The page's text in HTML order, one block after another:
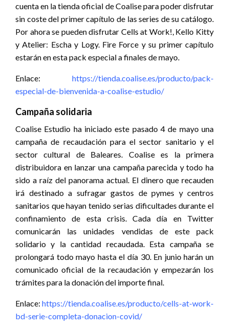
cuenta en la tienda oficial de Coalise para poder disfrutar
sin coste del primer capítulo de las series de su catálogo.
Por ahora se pueden disfrutar Cells at Work!, Kello Kitty
y Atelier: Escha y Logy. Fire Force y su primer capítulo
estarán en esta pack especial a finales de mayo.
Enlace: https://tienda.coalise.es/producto/pack-
especial-de-bienvenida-a-coalise-estudio/
Campaña solidaria
Coalise Estudio ha iniciado este pasado 4 de mayo una
campaña de recaudación para el sector sanitario y el
sector cultural de Baleares. Coalise es la primera
distribuidora en lanzar una campaña parecida y todo ha
sido a raíz del panorama actual. El dinero que recauden
irá destinado a sufragar gastos de pymes y centros
sanitarios que hayan tenido serias dificultades durante el
confinamiento de esta crisis. Cada día en Twitter
comunicarán las unidades vendidas de este pack
solidario y la cantidad recaudada. Esta campaña se
prolongará todo mayo hasta el día 30. En junio harán un
comunicado oficial de la recaudación y empezarán los
trámites para la donación del importe final.
Enlace: https://tienda.coalise.es/producto/cells-at-work-
bd-serie-completa-donacion-covid/